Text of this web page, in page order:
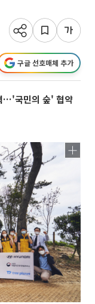
구글 선호매체 추가
…'국민의 숲' 협약